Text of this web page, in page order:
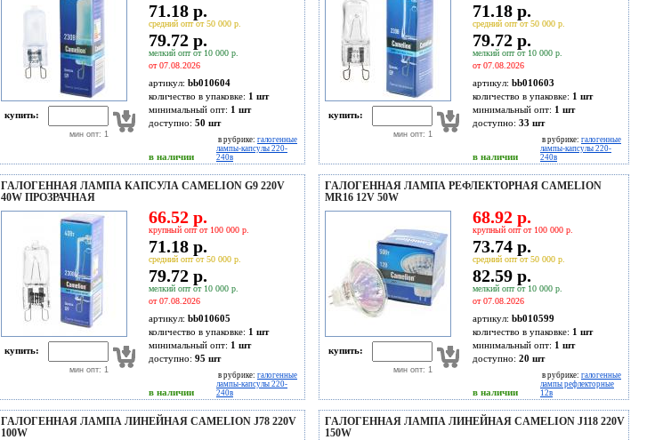
купить:
мин опт: 1
71.18 р.
средний опт от 50 000 р.
79.72 р.
мелкий опт от 10 000 р.
от 07.08.2026
артикул: bb010604
количество в упаковке: 1 шт
минимальный опт: 1 шт
доступно: 50 шт
в наличии
в рубрике: галогенные
лампы-капсулы 220-
240в
купить:
мин опт: 1
71.18 р.
средний опт от 50 000 р.
79.72 р.
мелкий опт от 10 000 р.
от 07.08.2026
артикул: bb010603
количество в упаковке: 1 шт
минимальный опт: 1 шт
доступно: 33 шт
в наличии
в рубрике: галогенные
лампы-капсулы 220-
240в
ГАЛОГЕННАЯ ЛАМПА КАПСУЛА CAMELION G9 220V
40W ПРОЗРАЧНАЯ
купить:
мин опт: 1
66.52 р.
крупный опт от 100 000 р.
71.18 р.
средний опт от 50 000 р.
79.72 р.
мелкий опт от 10 000 р.
от 07.08.2026
артикул: bb010605
количество в упаковке: 1 шт
минимальный опт: 1 шт
доступно: 95 шт
в наличии
в рубрике: галогенные
лампы-капсулы 220-
240в
ГАЛОГЕННАЯ ЛАМПА РЕФЛЕКТОРНАЯ CAMELION
MR16 12V 50W
купить:
мин опт: 1
68.92 р.
крупный опт от 100 000 р.
73.74 р.
средний опт от 50 000 р.
82.59 р.
мелкий опт от 10 000 р.
от 07.08.2026
артикул: bb010599
количество в упаковке: 1 шт
минимальный опт: 1 шт
доступно: 20 шт
в наличии
в рубрике: галогенные
лампы рефлекторные
12в
ГАЛОГЕННАЯ ЛАМПА ЛИНЕЙНАЯ CAMELION J78 220V
100W
ГАЛОГЕННАЯ ЛАМПА ЛИНЕЙНАЯ CAMELION J118 220V
150W